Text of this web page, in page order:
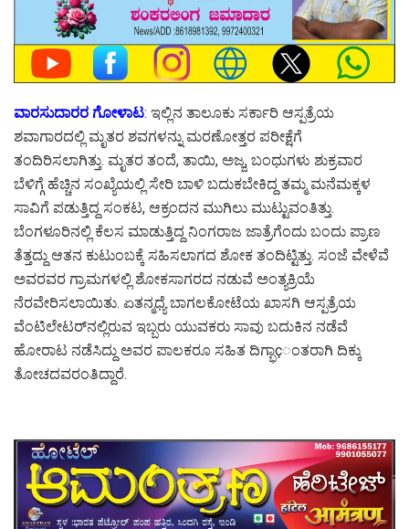
ವಾರಸುದಾರರ ಗೋಳಾಟ: ಇಲ್ಲಿನ ತಾಲೂಕು ಸರ್ಕಾರಿ ಆಸ್ಪತ್ರೆಯ
ಶವಾಗಾರದಲ್ಲಿ ಮೃತರ ಶವಗಳನ್ನು ಮರಣೋತ್ತರ ಪರೀಕ್ಷೆಗೆ
ತಂದಿರಿಸಲಾಗಿತ್ತು. ಮೃತರ ತಂದೆ, ತಾಯಿ, ಅಜ್ಜ, ಬಂಧುಗಳು ಶುಕ್ರವಾರ
ಬೆಳಿಗ್ಗೆ ಹೆಚ್ಚಿನ ಸಂಖ್ಯೆಯಲ್ಲಿ ಸೇರಿ ಬಾಳಿ ಬದುಕಬೇಕಿದ್ದ ತಮ್ಮ ಮನೆಮಕ್ಕಳ
ಸಾವಿಗೆ ಪಡುತ್ತಿದ್ದ ಸಂಕಟ, ಆಕ್ರಂದನ ಮುಗಿಲು ಮುಟ್ಟುವಂತಿತ್ತು.
ಬೆಂಗಳೂರಿನಲ್ಲಿ ಕೆಲಸ ಮಾಡುತ್ತಿದ್ದ ನಿಂಗರಾಜ ಜಾತ್ರೆಗೆಂದು ಬಂದು ಪ್ರಾಣ
ತೆತ್ತದ್ದು ಆತನ ಕುಟುಂಬಕ್ಕೆ ಸಹಿಸಲಾಗದ ಶೋಕ ತಂದಿಟ್ಟಿತ್ತು. ಸಂಜೆ ವೇಳೆವೆ
ಅವರವರ ಗ್ರಾಮಗಳಲ್ಲಿ ಶೋಕಸಾಗರದ ನಡುವೆ ಅಂತ್ಯಕ್ರಿಯೆ
ನೆರವೇರಿಸಲಾಯಿತು. ಏತನ್ಮಧ್ಯೆ ಬಾಗಲಕೋಟೆಯ ಖಾಸಗಿ ಆಸ್ಪತ್ರೆಯ
ವೆಂಟಿಲೇಟರ್‌ನಲ್ಲಿರುವ ಇಬ್ಬರು ಯುವಕರು ಸಾವು ಬದುಕಿನ ನಡೆವೆ
ಹೋರಾಟ ನಡೆಸಿದ್ದು ಅವರ ಪಾಲಕರೂ ಸಹಿತ ದಿಗ್ಭಾçಂತರಾಗಿ ದಿಕ್ಕು
ತೋಚದವರಂತಿದ್ದಾರೆ.